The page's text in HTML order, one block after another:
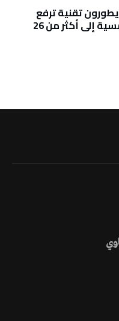
تقنية ترفع
كفاءة خلايا شمسية إلى أكثر من 26